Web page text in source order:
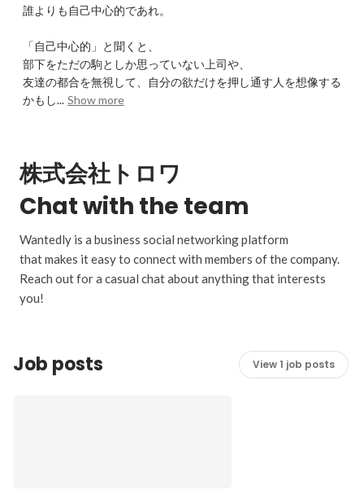
誰よりも自己中心的であれ。
「自己中心的」と聞くと、
部下をただの駒としか思っていない上司や、
友達の都合を無視して、自分の欲だけを押し通す人を想像する
かもし... Show more
株式会社トロワ
Chat with the team
Wantedly is a business social networking platform
that makes it easy to connect with members of the company.
Reach out for a casual chat about anything that interests
you!
Job posts View 1 job posts